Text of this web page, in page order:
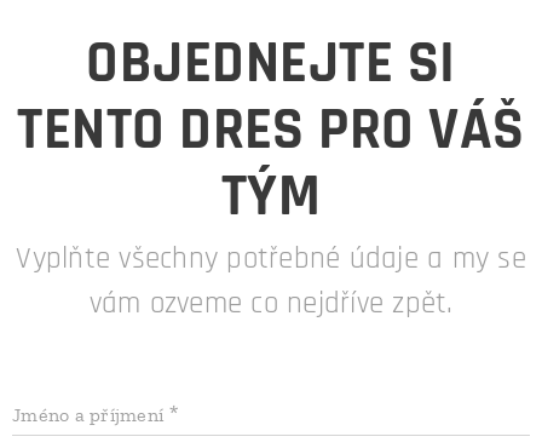
OBJEDNEJTE SI
TENTO DRES PRO VÁŠ
TÝM
Vyplňte všechny potřebné údaje a my se
vám ozveme co nejdříve zpět.
Jméno a příjmení